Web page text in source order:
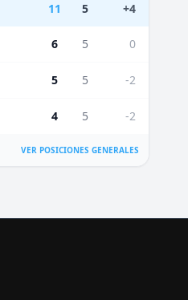
11 5 +4
6 5 0
5 5 -2
4 5 -2
VER POSICIONES GENERALES